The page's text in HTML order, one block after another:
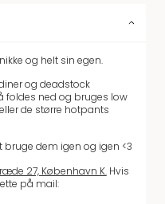
og helt sin egen.
og deadstock
foldes ned og bruges low
de større hotpants
dem igen og igen <3
27, København K.Hvis
på mail: